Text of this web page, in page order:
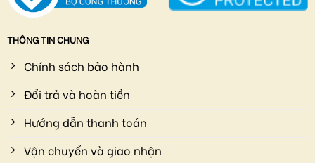
THÔNG TIN CHUNG
Chính sách bảo hành
Đổi trả và hoàn tiền
Hướng dẫn thanh toán
Vận chuyển và giao nhận